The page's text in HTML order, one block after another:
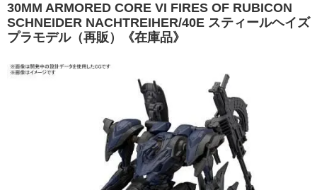
30MM ARMORED CORE VI FIRES OF RUBICON
SCHNEIDER NACHTREIHER/40E スティールヘイズ
プラモデル（再販）《在庫品》